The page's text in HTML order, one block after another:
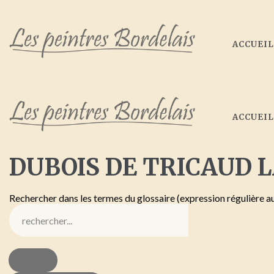
ACCUEIL
ACCUEIL
DUBOIS DE TRICAUD
Rechercher dans les termes du glossaire (expression régulière